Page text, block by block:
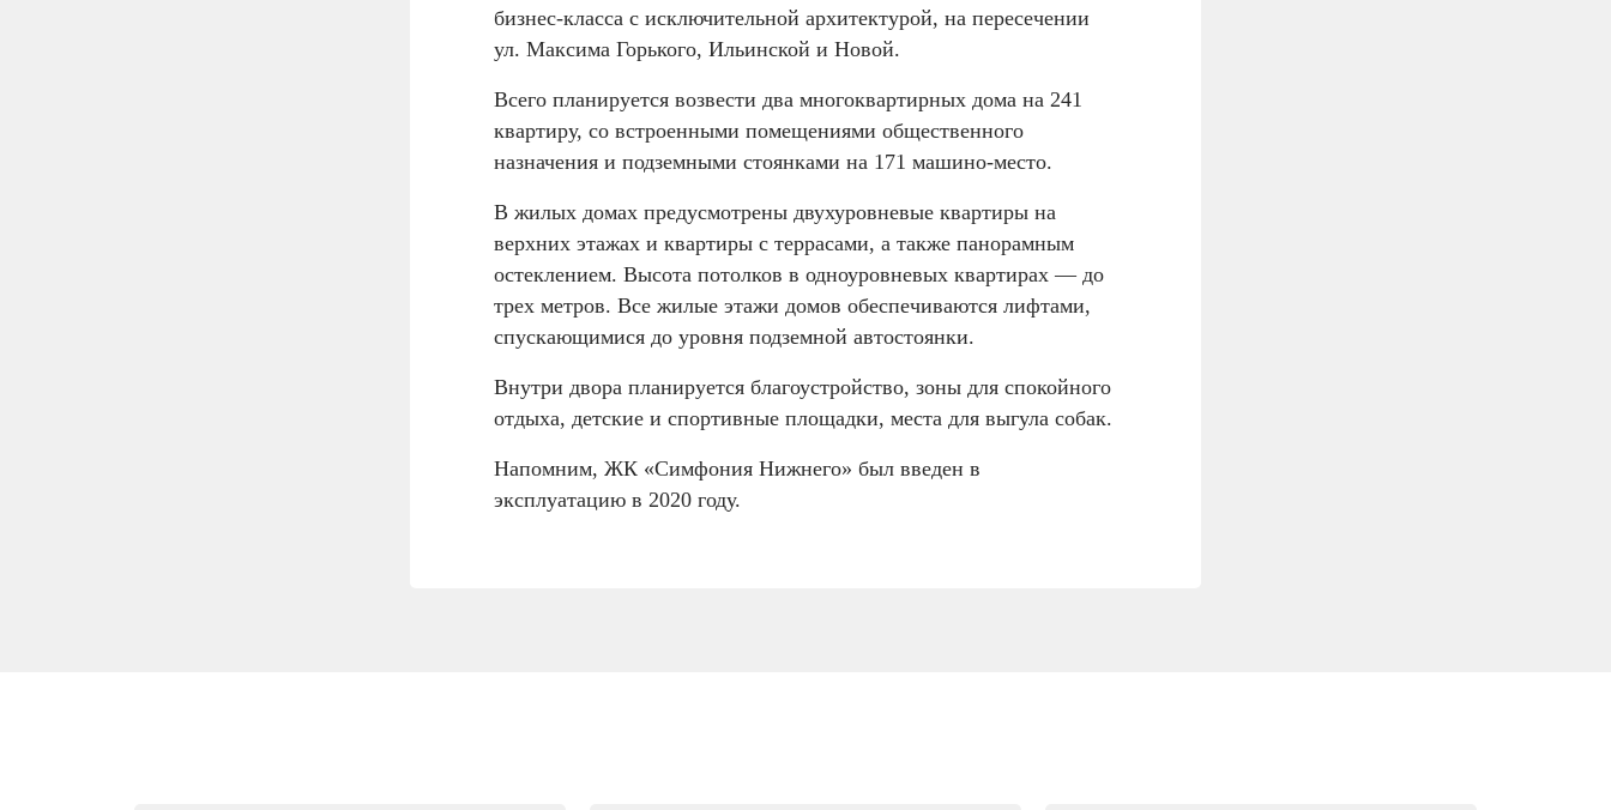
бизнес-класса с исключительной архитектурой, на пересечении
ул. Максима Горького, Ильинской и Новой.
Всего планируется возвести два многоквартирных дома на 241
квартиру, со встроенными помещениями общественного
назначения и подземными стоянками на 171 машино-место.
В жилых домах предусмотрены двухуровневые квартиры на
верхних этажах и квартиры с террасами, а также панорамным
остеклением. Высота потолков в одноуровневых квартирах — до
трех метров. Все жилые этажи домов обеспечиваются лифтами,
спускающимися до уровня подземной автостоянки.
Внутри двора планируется благоустройство, зоны для спокойного
отдыха, детские и спортивные площадки, места для выгула собак.
Напомним, ЖК «Симфония Нижнего» был введен в
эксплуатацию в 2020 году.